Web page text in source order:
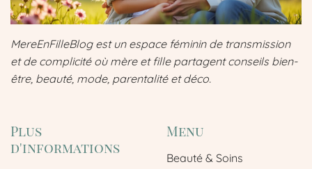
MereEnFilleBlog est un espace féminin de transmission
et de complicité où mère et fille partagent conseils bien-
être, beauté, mode, parentalité et déco.
Plus
d'informations
Menu
Beauté & Soins